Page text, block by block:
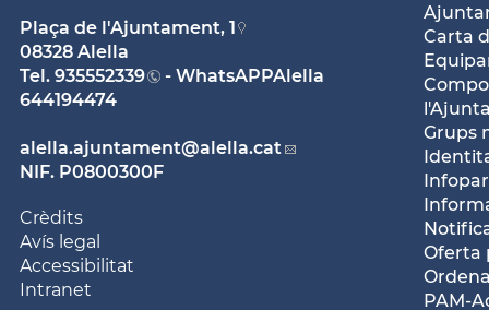
Carta
Grups
Oferta
PAM-
Plaça de l'Ajuntament, 1
08328 Alella
Tel. 935552339
- WhatsAPPAlella
644194474
alella.ajuntament@alella.cat
NIF. P0800300F
Crèdits
Avís legal
Accessibilitat
Intranet